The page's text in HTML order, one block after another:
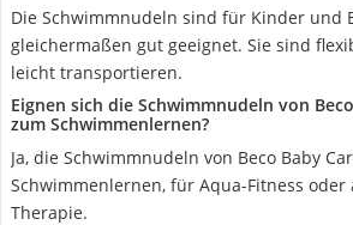
Die Schwimmnudeln sind für Kinder und
gleichermaßen gut geeignet. Sie sind
leicht transportieren.
Eignen sich die Schwimmnudeln von
zum Schwimmenlernen?
Ja, die Schwimmnudeln von Beco Baby
Schwimmenlernen, für Aqua-Fitness oder
Therapie.